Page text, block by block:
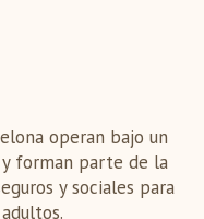
operan bajo un
forman parte de la
y sociales para